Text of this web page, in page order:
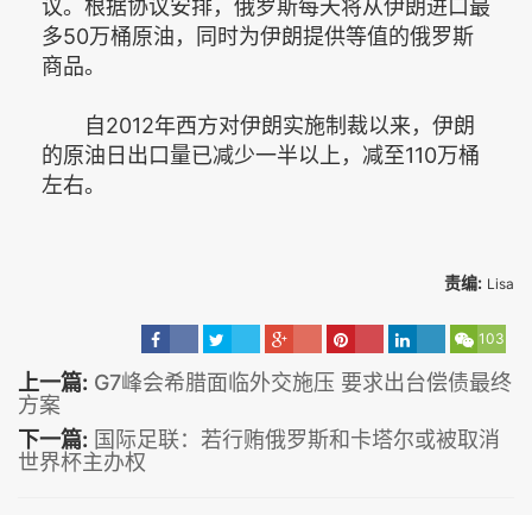
议。根据协议安排，俄罗斯每天将从伊朗进口最
多50万桶原油，同时为伊朗提供等值的俄罗斯
商品。
自2012年西方对伊朗实施制裁以来，伊朗
的原油日出口量已减少一半以上，减至110万桶
左右。
责编: Lisa
103
上一篇: G7峰会希腊面临外交施压 要求出台偿债最终
方案
下一篇: 国际足联：若行贿俄罗斯和卡塔尔或被取消
世界杯主办权